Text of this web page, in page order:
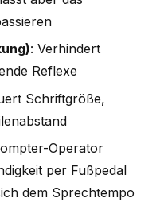
: Verhindert
Reflexe
Schriftgröße,
Operator
per Fußpedal
dem Sprechtempo